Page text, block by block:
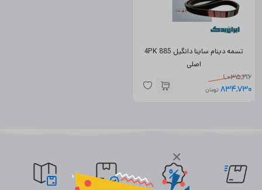
×
تسمه دینام ساینا دانگیل 4PK 885
اصلی
1,035,216
834,730 تومان